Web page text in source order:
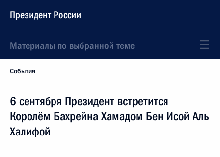
Президент России
Материалы по выбранной теме
События
6 сентября Президент встретится
Королём Бахрейна Хамадом Бен Исой Аль
Халифой